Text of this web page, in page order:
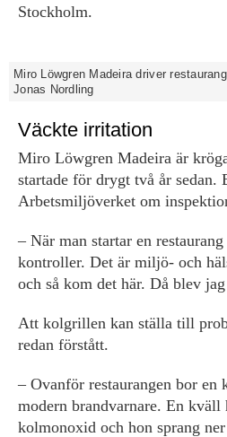
Stockholm.
Miro Löwgren Madeira driver
Jonas Nordling
Väckte irritation
Miro Löwgren Madeira är
startade för drygt två år sedan.
Arbetsmiljöverket om
– När man startar en
kontroller. Det är miljö- och
och så kom det här. Då blev
Att kolgrillen kan ställa till
redan förstått.
– Ovanför restaurangen bor en
modern brandvarnare. En kväll
kolmonoxid och hon sprang